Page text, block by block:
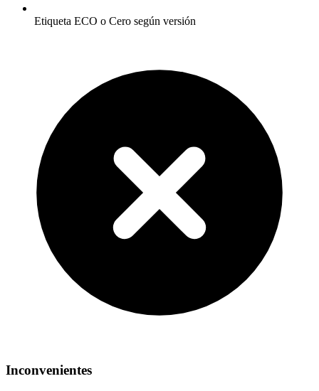
Etiqueta ECO o Cero según versión
Inconvenientes